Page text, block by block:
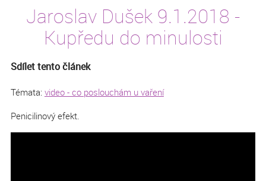
Jaroslav Dušek 9.1.2018 -
Kupředu do minulosti
Sdílet tento článek
Témata: video - co poslouchám u vaření
Penicilinový efekt.